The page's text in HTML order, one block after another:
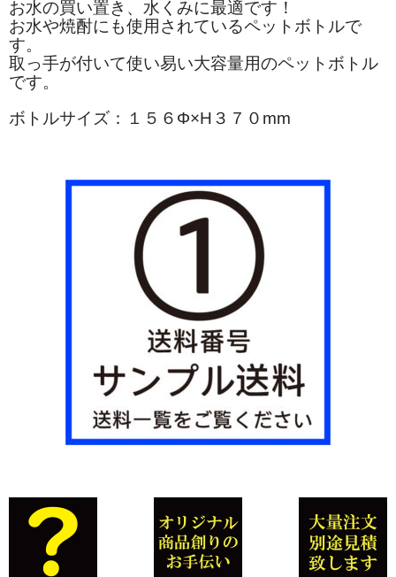
お水の買い置き、水くみに最適です！
お水や焼酎にも使用されているペットボトルで
す。
取っ手が付いて使い易い大容量用のペットボトル
です。
ボトルサイズ：１５６Φ×H３７０mm